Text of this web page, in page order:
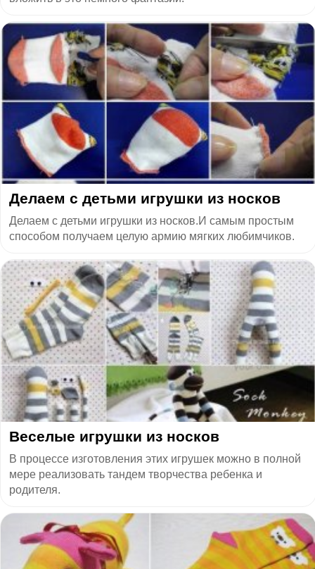
Делаем с детьми игрушки из носков
Делаем с детьми игрушки из носков.И самым простым
способом получаем целую армию мягких любимчиков.
Веселые игрушки из носков
В процессе изготовления этих игрушек можно в полной
мере реализовать тандем творчества ребенка и
родителя.